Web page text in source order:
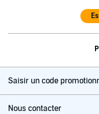
Saisir un code
Nous contacter